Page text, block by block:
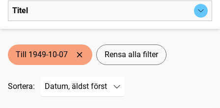
Titel
Till 1949-10-07 Rensa alla filter
Sortera: